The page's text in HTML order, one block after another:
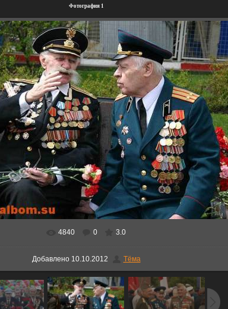
Фотография 1
В реальном размере 900x600
4840 0 3.0
Добавлено10.10.2012 Тёма